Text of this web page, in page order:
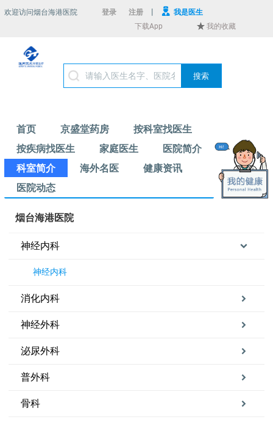
欢迎访问烟台海港医院 登录 注册 |
我是医生
我的收藏
下载App
搜索
首页 京盛堂药房
按科室找医生
按疾病找医生
家庭医生
医院简介
科室简介
海外名医
健康资讯
医院动态
烟台海港医院
神经内科
神经内科
消化内科
神经外科
泌尿外科
普外科
骨科